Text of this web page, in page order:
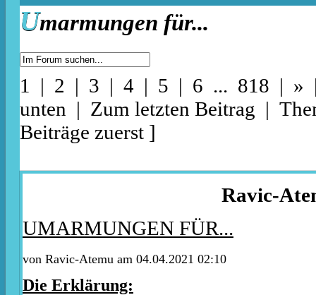
Umarmungen für...
1 | 2 | 3 | 4 | 5 | 6 ... 818 | »
unten | Zum letzten Beitrag |
Beiträge zuerst ]
Ravic-
UMARMUNGEN FÜR...
von Ravic-Atemu am 04.04.2021 02:10
Die Erklärung: